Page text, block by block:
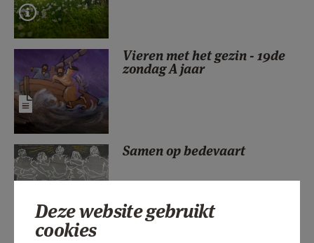
MIJN PAROCHIE
AANMELDEN OF REGISTREREN
Vieren met het gezin - 19de
zondag A jaar
Samen op bedevaart
Deze website gebruikt
cookies